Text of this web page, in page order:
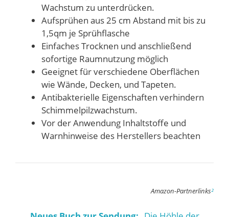
Wachstum zu unterdrücken.
Aufsprühen aus 25 cm Abstand mit bis zu
1,5qm je Sprühflasche
Einfaches Trocknen und anschließend
sofortige Raumnutzung möglich
Geeignet für verschiedene Oberflächen
wie Wände, Decken, und Tapeten.
Antibakterielle Eigenschaften verhindern
Schimmelpilzwachstum.
Vor der Anwendung Inhaltstoffe und
Warnhinweise des Herstellers beachten
Amazon-Partnerlinks²